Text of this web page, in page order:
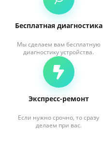
Бесплатная диагностика
Мы сделаем вам бесплатную
диагностику устройства.
Экспресс-ремонт
Если нужно срочно, то сразу
делаем при вас.